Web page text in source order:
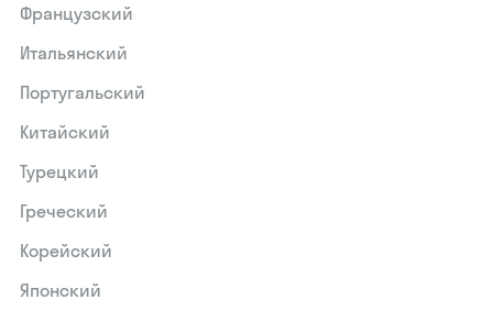
Французский
Итальянский
Португальский
Китайский
Турецкий
Греческий
Корейский
Японский